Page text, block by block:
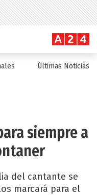
Últimas Noticias
siempre a
del cantante se
marcará para el